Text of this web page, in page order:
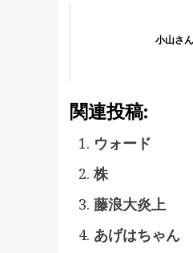
小山さん
関連投稿:
ウォード
株
藤浪大炎上
あげはちゃん